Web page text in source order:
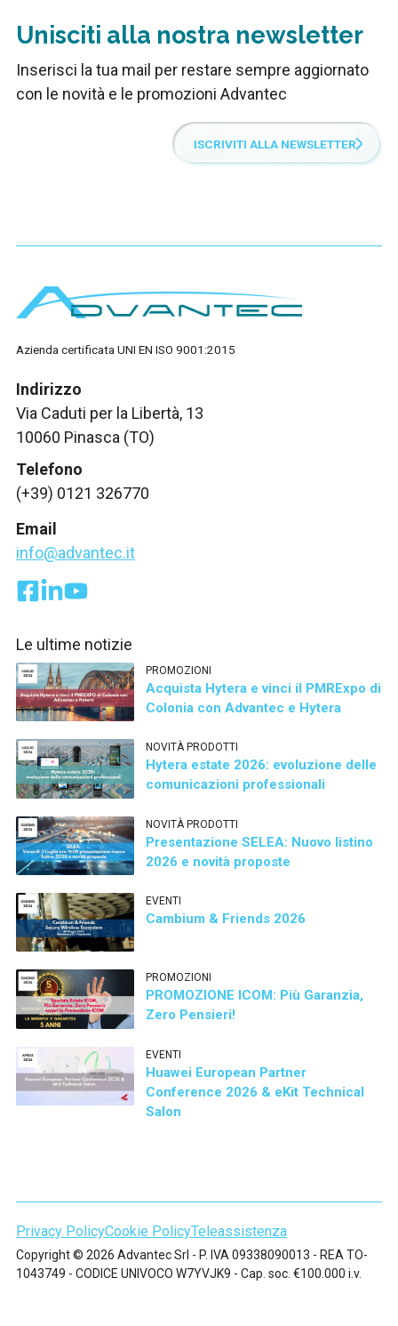
Unisciti alla nostra newsletter
Inserisci la tua mail per restare sempre aggiornato
con le novità e le promozioni Advantec
ISCRIVITI ALLA NEWSLETTER
Azienda certificata UNI EN ISO 9001:2015
Indirizzo
Via Caduti per la Libertà, 13
10060 Pinasca (TO)
Telefono
(+39) 0121 326770
Email
info@advantec.it
Le ultime notizie
PROMOZIONI
Acquista Hytera e vinci il PMRExpo di
Colonia con Advantec e Hytera
NOVITÀ PRODOTTI
Hytera estate 2026: evoluzione delle
comunicazioni professionali
NOVITÀ PRODOTTI
Presentazione SELEA: Nuovo listino
2026 e novità proposte
EVENTI
Cambium & Friends 2026
PROMOZIONI
PROMOZIONE ICOM: Più Garanzia,
Zero Pensieri!
EVENTI
Huawei European Partner
Conference 2026 & eKit Technical
Salon
Copyright © 2026 Advantec Srl - P. IVA 09338090013 - REA TO-
1043749 - CODICE UNIVOCO W7YVJK9 - Cap. soc. €100.000 i.v.
Privacy PolicyCookie PolicyTeleassistenza